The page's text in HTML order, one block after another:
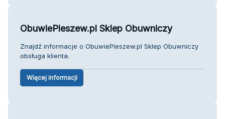
ObuwiePleszew.pl Sklep Obuwniczy
Znajdź informacje o ObuwiePleszew.pl Sklep Obuwniczy
obsługa klienta.
Więcej informacji